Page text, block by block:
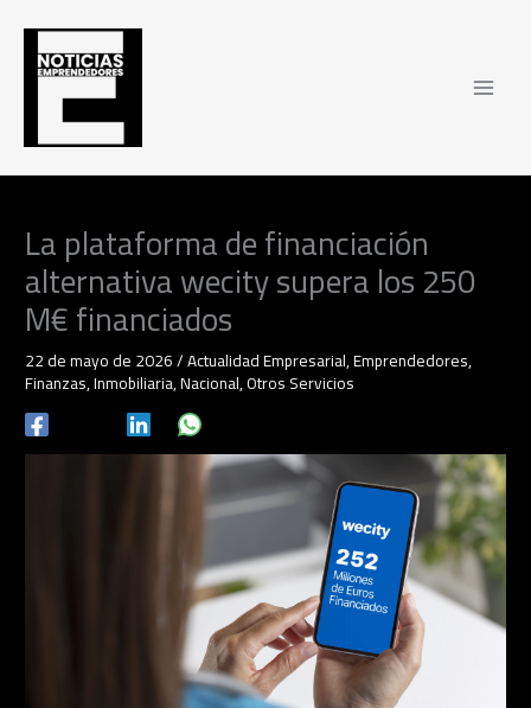
contenido
La plataforma de financiación
alternativa wecity supera los 250
M€ financiados
22 de mayo de 2026/Actualidad Empresarial,Emprendedores,
Finanzas,Inmobiliaria,Nacional,Otros Servicios